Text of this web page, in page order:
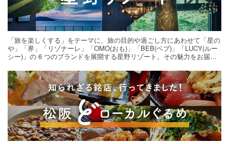
「旅を楽しくする」をテーマに、旅の目的や過ごし方にあわせて「星の
や」「界」「リゾナーレ」「OMO(おも)」「BEB(ベブ)」「LUCY(ルー
シー)」の 6 つのブランドを展開する星野リゾート。その魅力をお届け